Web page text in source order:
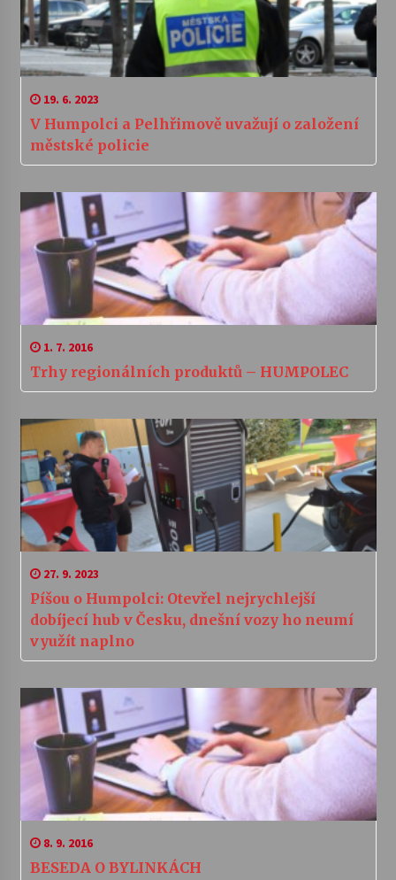
19. 6. 2023
V Humpolci a Pelhřimově uvažují o založení
městské policie
1. 7. 2016
Trhy regionálních produktů – HUMPOLEC
27. 9. 2023
Píšou o Humpolci: Otevřel nejrychlejší
dobíjecí hub v Česku, dnešní vozy ho neumí
využít naplno
8. 9. 2016
BESEDA O BYLINKÁCH